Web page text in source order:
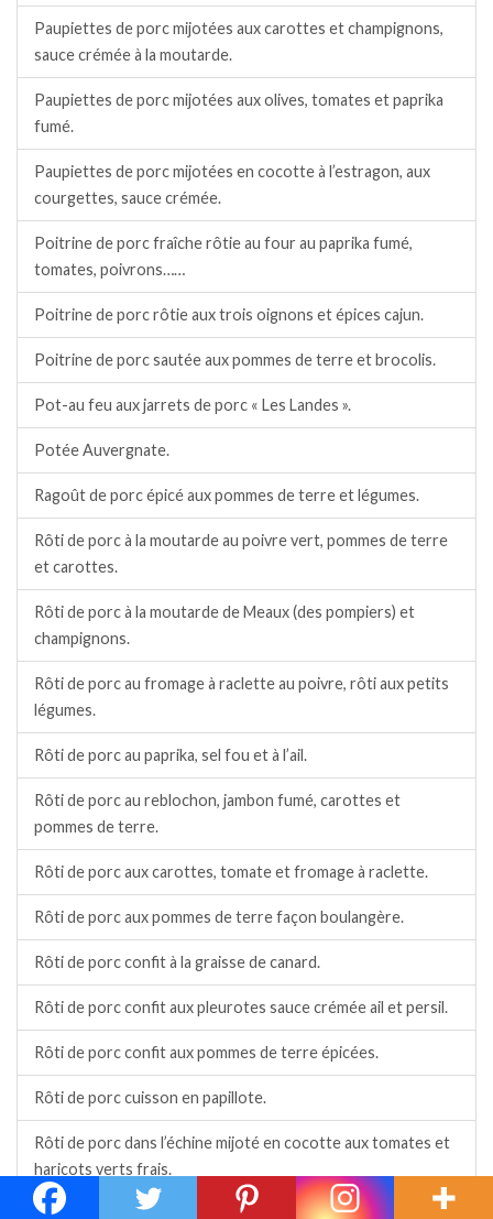
Paupiettes de porc mijotées aux carottes et champignons,
sauce crémée à la moutarde.
Paupiettes de porc mijotées aux olives, tomates et paprika
fumé.
Paupiettes de porc mijotées en cocotte à l’estragon, aux
courgettes, sauce crémée.
Poitrine de porc fraîche rôtie au four au paprika fumé,
tomates, poivrons……
Poitrine de porc rôtie aux trois oignons et épices cajun.
Poitrine de porc sautée aux pommes de terre et brocolis.
Pot-au feu aux jarrets de porc « Les Landes ».
Potée Auvergnate.
Ragoût de porc épicé aux pommes de terre et légumes.
Rôti de porc à la moutarde au poivre vert, pommes de terre
et carottes.
Rôti de porc à la moutarde de Meaux (des pompiers) et
champignons.
Rôti de porc au fromage à raclette au poivre, rôti aux petits
légumes.
Rôti de porc au paprika, sel fou et à l’ail.
Rôti de porc au reblochon, jambon fumé, carottes et
pommes de terre.
Rôti de porc aux carottes, tomate et fromage à raclette.
Rôti de porc aux pommes de terre façon boulangère.
Rôti de porc confit à la graisse de canard.
Rôti de porc confit aux pleurotes sauce crémée ail et persil.
Rôti de porc confit aux pommes de terre épicées.
Rôti de porc cuisson en papillote.
Rôti de porc dans l’échine mijoté en cocotte aux tomates et
haricots verts frais.
Rôti de porc en cocotte à la moutarde au piment d’Espelette,